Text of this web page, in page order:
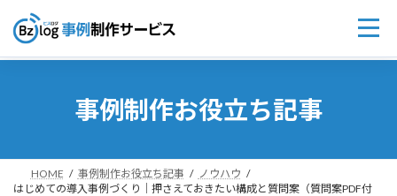
へ
ョ
事例制作お役立ち記事
HOME 事例制作お役立ち記事
ノウハウ
はじめての導入事例づくり｜押さえておきたい構成と質問案（質問案PDF付